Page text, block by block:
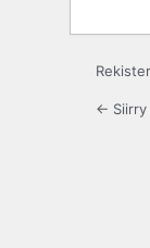
← Siirry